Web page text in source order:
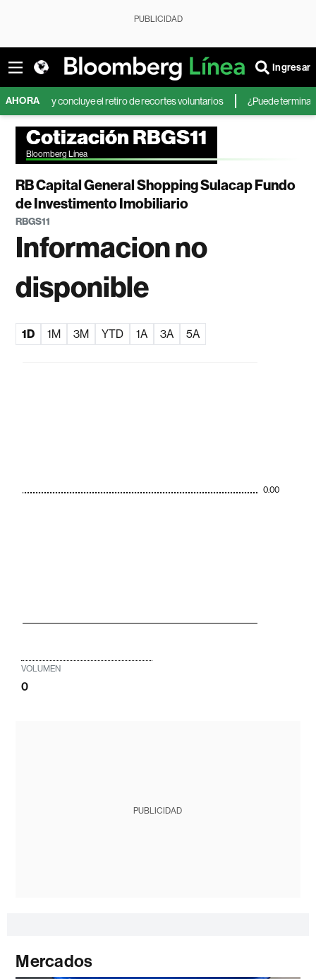
PUBLICIDAD
Ingresar
AHORAy concluye el retiro de recortes voluntarios ¿Puede terminar la
Cotización RBGS11
Bloomberg Línea
RB Capital General Shopping Sulacap Fundo
de Investimento Imobiliario
RBGS11
Informacion no
disponible
1D 1M 3M YTD 1A 3A 5A
0.00
VOLUMEN
0
PUBLICIDAD
Mercados